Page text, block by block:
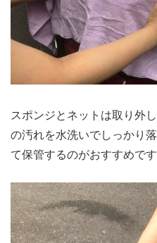
スポンジとネットは取り外
の汚れを水洗いでしっかり
て保管するのがおすすめです